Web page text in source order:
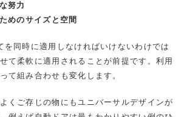
努力
めのサイズと空間
を同時に適用しなければいけないわけでは
て柔軟に適用されることが前提です。利用
て組み合わせも変化します。
くご存じの物にもユニバーサルデザインが